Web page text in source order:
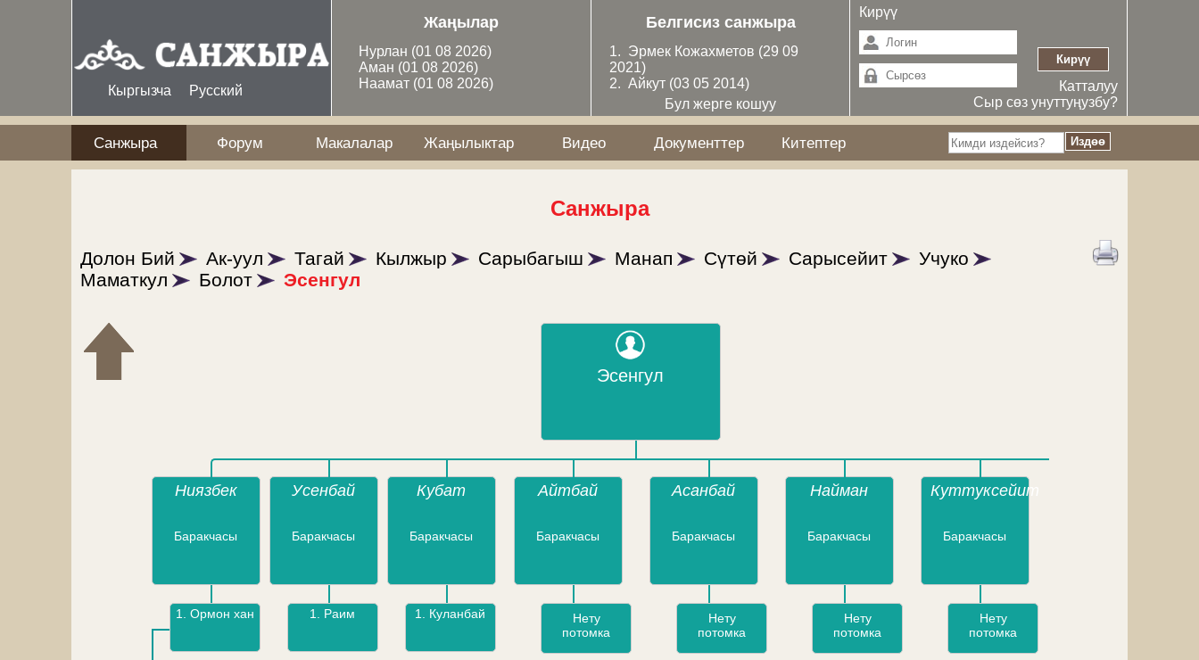
Кыргызча Русский
Жаңылар
Нурлан (01 08 2026)
Аман (01 08 2026)
Наамат (01 08 2026)
Белгисиз санжыра
1. Эрмек Кожахметов (29 09
2021)
2. Айкут (03 05 2014)
Бул жерге кошуу
Кирүү
Катталуу
Сыр сөз унуттуңузбу?
Санжыра Форум Макалалар Жаңылыктар Видео Документтер Китептер
Санжыра
Долон Бий Ак-уул Тагай Кылжыр Сарыбагыш Манап Сүтөй Сарысейит
Учуко
Маматкул
Болот Эсенгул
Эсенгул
Ниязбек
Баракчасы
1. Ормон хан
Усенбай
Баракчасы
1. Раим
Кубат
Баракчасы
1. Куланбай
Айтбай
Баракчасы
Нету
потомка
Асанбай
Баракчасы
Нету
потомка
Найман
Баракчасы
Нету
потомка
Куттуксейит
Баракчасы
Нету
потомка